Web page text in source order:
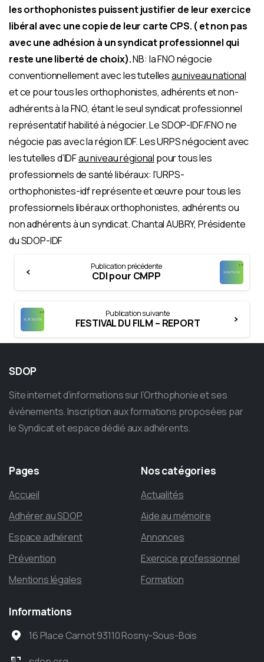
les orthophonistes puissent justifier de leur exercice
libéral avec une copie de leur carte CPS. ( et non pas
avec une adhésion à un syndicat professionnel qui
reste une liberté de choix).NB: la FNO négocie
conventionnellement avec les tutellesau niveau national
et ce pour tous les orthophonistes, adhérents et non-
adhérents à la FNO, étant le seul syndicat professionnel
représentatif habilité à négocier. Le SDOP-IDF/FNO ne
négocie pas avec la région IDF. Les URPS négocient avec
les tutelles d’IDFau niveau régional pour tous les
professionnels de santé libéraux: l’URPS-
orthophonistes-idf représente et œuvre pour tous les
professionnels libéraux orthophonistes, adhérents ou
non adhérents à un syndicat. Chantal AUBRY, Présidente
du SDOP-IDF
Reading
Publication précédente
CDI pour CMPP
Publication suivante
FESTIVAL DU FILM – REPORT
SDOP
Site internet d’informations sur l’Orthophonie et ses
événements. Inscription aux formations proposées par
le Syndicat et espace dédié aux adhérents.
Pages
Accueil
Adhérer au SDOP
Espace adhérent
Prévention
Mentions légales
Noscatégories
Actualités
Aide au mémoire
Annonces
Exercice professionnel
Formation
Informations
16 Place Carnot 93110 Rosny-Sous-Bois